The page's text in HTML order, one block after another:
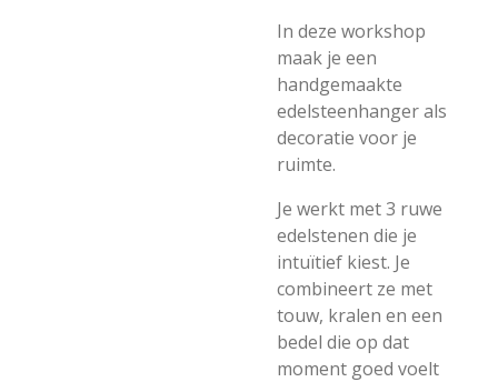
In deze workshop
maak je een
handgemaakte
edelsteenhanger als
decoratie voor je
ruimte.
Je werkt met 3 ruwe
edelstenen die je
intuïtief kiest. Je
combineert ze met
touw, kralen en een
bedel die op dat
moment goed voelt